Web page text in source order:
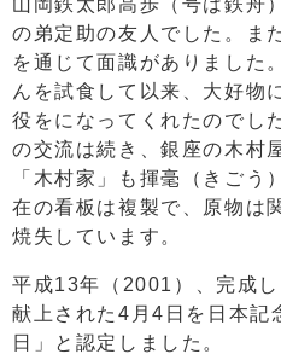
の弟定助の友人でした。ま
を通じて面識がありました
んを試食して以来、大好物
役をになってくれたのでし
の交流は続き、銀座の木村
「木村家」も揮毫（きごう
在の看板は複製で、原物は
焼失しています。
平成13年（2001）、完成
献上された4月4日を日本記
日」と認定しました。